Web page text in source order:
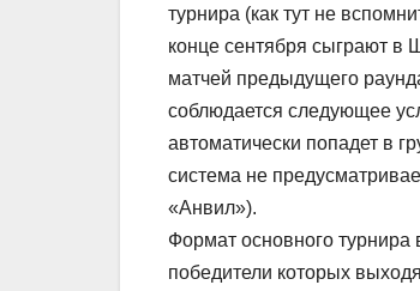
турнира (как тут не
конце сентября сыграют в
матчей предыдущего
соблюдается следующее
автоматически попадет в
система не
«Анвил»).
Формат основного турнира
победители которых